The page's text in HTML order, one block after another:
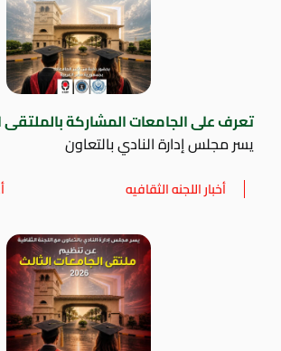
تعرف على الجامعات المشاركة بالملتقى
يسر مجلس إدارة النادي بالتعاون
أخبار اللجنه الثقافيه